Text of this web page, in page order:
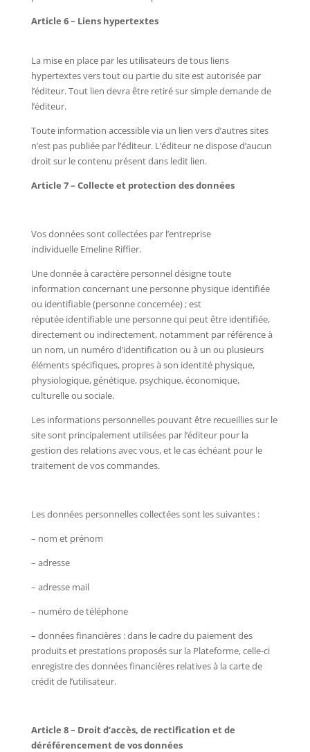
Article 6 – Liens hypertextes
La mise en place par les utilisateurs de tous liens
hypertextes vers tout ou partie du site est autorisée par
l’éditeur. Tout lien devra être retiré sur simple demande de
l’éditeur.
Toute information accessible via un lien vers d’autres sites
n’est pas publiée par l’éditeur. L’éditeur ne dispose d’aucun
droit sur le contenu présent dans ledit lien.
Article 7 – Collecte et protection des données
Vos données sont collectées par l’entreprise
individuelle Emeline Riffier.
Une donnée à caractère personnel désigne toute
information concernant une personne physique identifiée
ou identifiable (personne concernée) ; est
réputée identifiable une personne qui peut être identifiée,
directement ou indirectement, notamment par référence à
un nom, un numéro d’identification ou à un ou plusieurs
éléments spécifiques, propres à son identité physique,
physiologique, génétique, psychique, économique,
culturelle ou sociale.
Les informations personnelles pouvant être recueillies sur le
site sont principalement utilisées par l’éditeur pour la
gestion des relations avec vous, et le cas échéant pour le
traitement de vos commandes.
Les données personnelles collectées sont les suivantes :
– nom et prénom
– adresse
– adresse mail
– numéro de téléphone
– données financières : dans le cadre du paiement des
produits et prestations proposés sur la Plateforme, celle-ci
enregistre des données financières relatives à la carte de
crédit de l’utilisateur.
Article 8 – Droit d’accès, de rectification et de
déréférencement de vos données